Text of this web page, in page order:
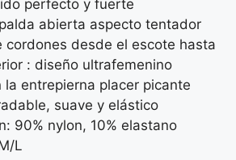
perfecto y fuerte
abierta aspecto tentador
cordones desde el escote hasta
: diseño ultrafemenino
entrepierna placer picante
suave y elástico
90% nylon, 10% elastano
L